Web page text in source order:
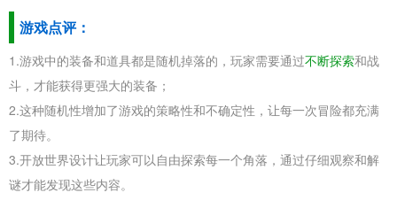
游戏点评：
1.游戏中的装备和道具都是随机掉落的，玩家需要通过不断探索和战
斗，才能获得更强大的装备；
2.这种随机性增加了游戏的策略性和不确定性，让每一次冒险都充满
了期待。
3.开放世界设计让玩家可以自由探索每一个角落，通过仔细观察和解
谜才能发现这些内容。